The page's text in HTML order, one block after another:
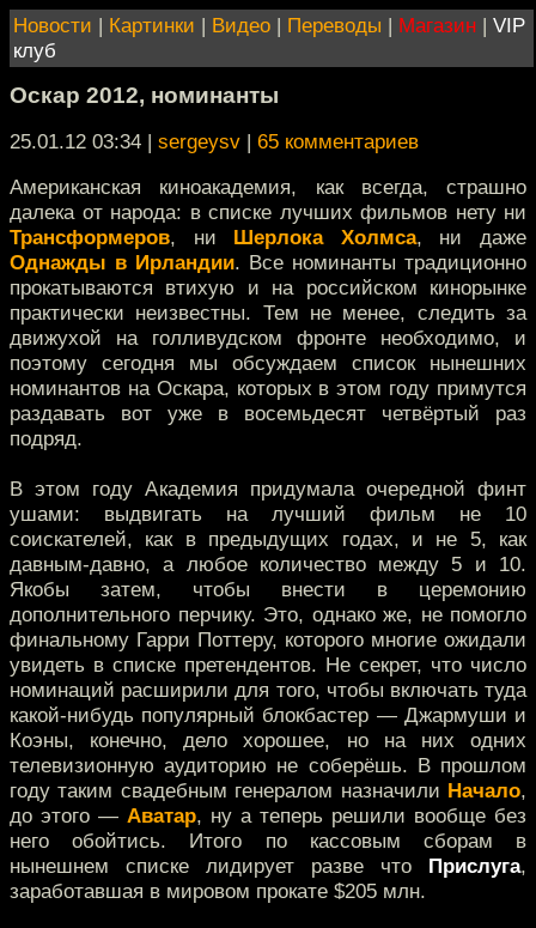
Новости | Картинки | Видео | Переводы | Магазин | VIP
клуб
Оскар 2012, номинанты
25.01.12 03:34 | sergeysv | 65 комментариев
Американская киноакадемия, как всегда, страшно
далека от народа: в списке лучших фильмов нету ни
Трансформеров, ни Шерлока Холмса, ни даже
Однажды в Ирландии. Все номинанты традиционно
прокатываются втихую и на российском кинорынке
практически неизвестны. Тем не менее, следить за
движухой на голливудском фронте необходимо, и
поэтому сегодня мы обсуждаем список нынешних
номинантов на Оскара, которых в этом году примутся
раздавать вот уже в восемьдесят четвёртый раз
подряд.
В этом году Академия придумала очередной финт
ушами: выдвигать на лучший фильм не 10
соискателей, как в предыдущих годах, и не 5, как
давным-давно, а любое количество между 5 и 10.
Якобы затем, чтобы внести в церемонию
дополнительного перчику. Это, однако же, не помогло
финальному Гарри Поттеру, которого многие ожидали
увидеть в списке претендентов. Не секрет, что число
номинаций расширили для того, чтобы включать туда
какой-нибудь популярный блокбастер — Джармуши и
Коэны, конечно, дело хорошее, но на них одних
телевизионную аудиторию не соберёшь. В прошлом
году таким свадебным генералом назначили Начало,
до этого — Аватар, ну а теперь решили вообще без
него обойтись. Итого по кассовым сборам в
нынешнем списке лидирует разве что Прислуга,
заработавшая в мировом прокате $205 млн.